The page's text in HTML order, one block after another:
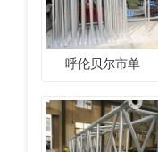
呼伦贝尔市单